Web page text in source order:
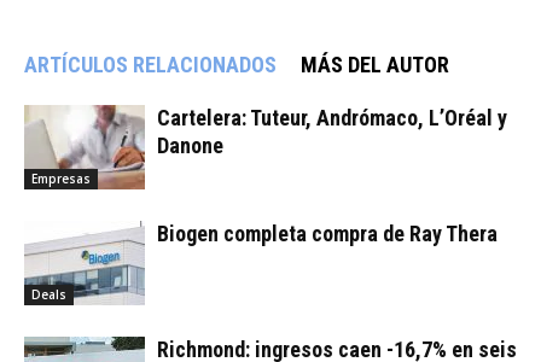
ARTÍCULOS RELACIONADOS MÁS DEL AUTOR
Empresas
Cartelera: Tuteur, Andrómaco, L’Oréal y
Danone
Deals
Biogen completa compra de Ray Thera
Richmond: ingresos caen -16,7% en seis